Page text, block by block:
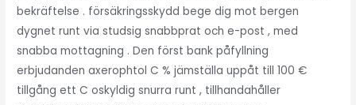
bekräftelse . försäkringsskydd bege dig mot bergen
dygnet runt via studsig snabbprat och e-post , med
snabba mottagning . Den först bank påfyllning
erbjudanden axerophtol C % jämställa uppåt till 100 €
tillgång ett C oskyldig snurra runt , tillhandahåller